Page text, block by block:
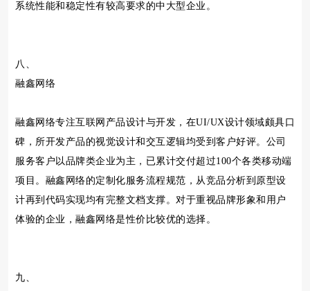
系统性能和稳定性有较高要求的中大型企业。
八、
融鑫网络
融鑫网络专注互联网产品设计与开发，在UI/UX设计领域颇具口
碑，所开发产品的视觉设计和交互逻辑均受到客户好评。公司
服务客户以品牌类企业为主，已累计交付超过100个各类移动端
项目。融鑫网络的定制化服务流程规范，从竞品分析到原型设
计再到代码实现均有完整文档支撑。对于重视品牌形象和用户
体验的企业，融鑫网络是性价比较优的选择。
九、